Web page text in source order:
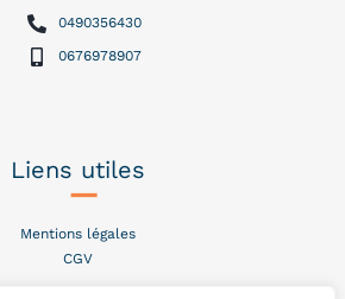
0490356430
0676978907
Liens utiles
–
Mentions légales
CGV